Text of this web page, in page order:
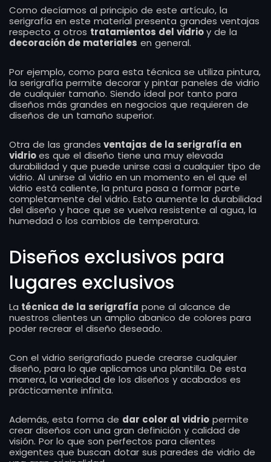
Como decíamos al principio de este artículo, la
serigrafía en este material presenta grandes ventajas
respecto a otros tratamientos del vidrioy de la
decoración de materiales en general.
Por ejemplo, como para esta técnica se utiliza pintura,
la serigrafía permite decorar y pintar paneles de vidrio
de cualquier tamaño. Siendo ideal por tanto para
diseños más grandes en negocios que requieren de
diseños de un tamaño superior.
Otra de las grandes ventajas de la serigrafía en
vidrioes que el diseño tiene una muy elevada
durabilidad y que puede unirse casi a cualquier tipo de
vidrio. Al unirse al vidrio en un momento en el que el
vidrio está caliente, la pntura pasa a formar parte
completamente del vidrio. Esto aumente la durabilidad
del diseño y hace que se vuelva resistente al agua, la
humedad o los cambios de temperatura.
Diseños exclusivos para
lugares exclusivos
La técnica de la serigrafía pone al alcance de
nuestros clientes un amplio abanico de colores para
poder recrear el diseño deseado.
Con el vidrio serigrafiado puede crearse cualquier
diseño, para lo que aplicamos una plantilla. De esta
manera, la variedad de los diseños y acabados es
prácticamente infinita.
Además, esta forma de dar color al vidrio permite
crear diseños con una gran definición y calidad de
visión. Por lo que son perfectos para clientes
exigentes que buscan dotar sus paredes de vidrio de